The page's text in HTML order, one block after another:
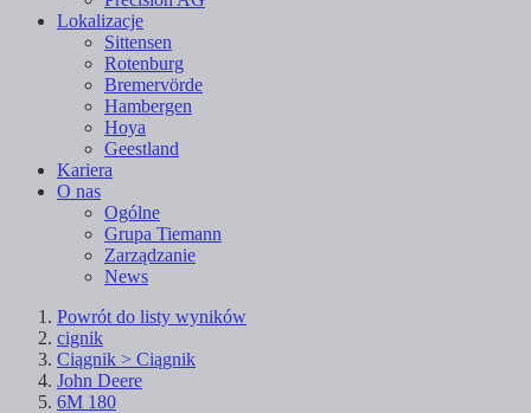
Lokalizacje
Sittensen
Rotenburg
Bremervörde
Hambergen
Hoya
Geestland
Kariera
O nas
Ogólne
Grupa Tiemann
Zarządzanie
News
Powrót do listy wyników
cignik
Ciągnik > Ciągnik
John Deere
6M 180